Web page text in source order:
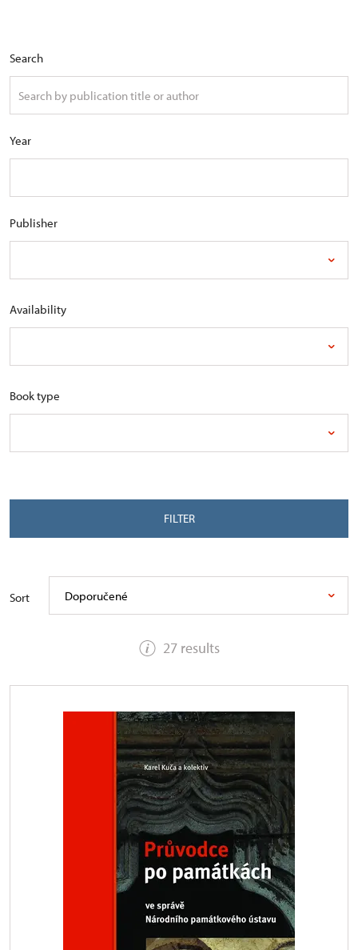
Search
Year
Publisher
Availability
Book type
FILTER
27 results
Sort Doporučené